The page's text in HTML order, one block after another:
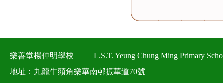
樂善堂楊仲明學校
L.S.T. Yeung Chung Ming Primary
地址：九龍牛頭角樂華南邨振華道70號